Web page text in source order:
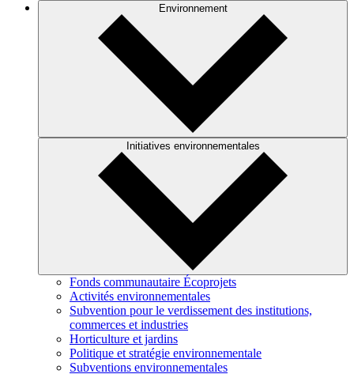
Environnement
Initiatives environnementales
Fonds communautaire Écoprojets
Activités environnementales
Subvention pour le verdissement des institutions,
commerces et industries
Horticulture et jardins
Politique et stratégie environnementale
Subventions environnementales